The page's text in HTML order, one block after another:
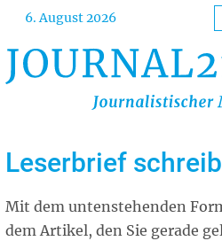
Direkt
Inhalt
6. August 2026
Leserbrief
Mit dem untenstehenden
dem Artikel, den Sie gerade